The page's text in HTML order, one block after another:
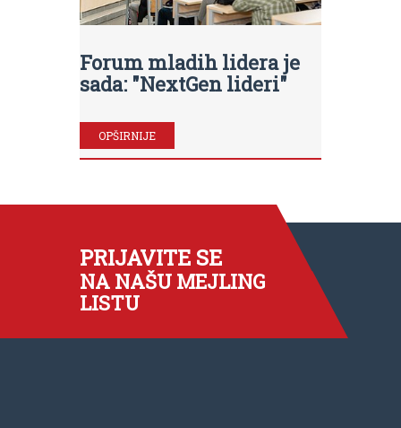
Forum mladih lidera je
sada: "NextGen lideri"
OPŠIRNIJE
PRIJAVITE SE
NA NAŠU MEJLING
LISTU